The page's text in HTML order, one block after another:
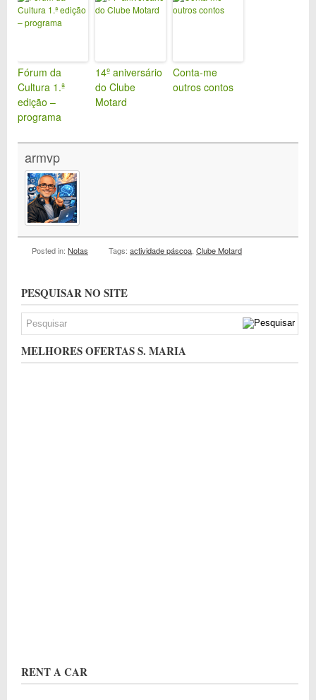
Fórum da
Cultura 1.ª
edição –
programa
14º aniversário
do Clube
Motard
Conta-me
outros contos
armvp
Posted in: Notas Tags: actividade páscoa Clube Motard
PESQUISAR NO SITE
MELHORES OFERTAS S. MARIA
RENT A CAR